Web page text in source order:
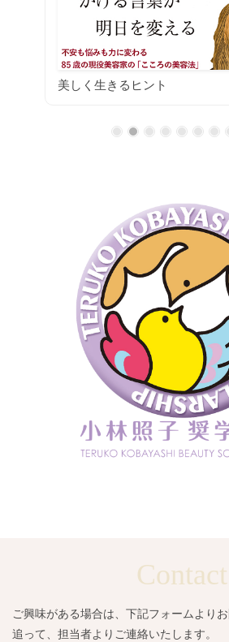
美しく生きるヒント
Contact
ご興味がある場合は、下記フォームより
追って、担当者よりご連絡いたします。